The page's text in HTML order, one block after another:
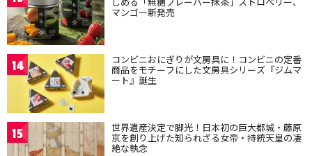
マンゴー新発売
14 コンビニおにぎりが文房具に！コンビニの定番
商品をモチーフにした文房具シリーズ『ジムマ
ート』誕生
15 世界遺産決定で脚光！日本初の巨大都城・藤原
京を創り上げた知られざる女帝・持統天皇の凄
絶な執念